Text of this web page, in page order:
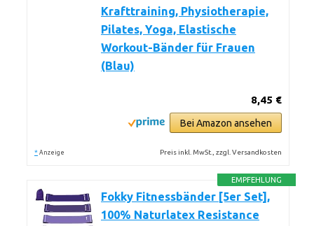
Krafttraining, Physiotherapie,
Pilates, Yoga, Elastische
Workout-Bänder für Frauen
(Blau)
8,45 €
Bei Amazon ansehen
* Anzeige Preis inkl. MwSt., zzgl. Versandkosten
EMPFEHLUNG
Fokky Fitnessbänder [5er Set],
100% Naturlatex Resistance